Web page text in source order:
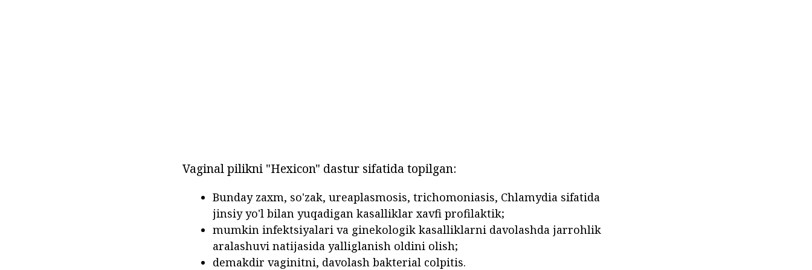
Vaginal pilikni "Hexicon" dastur sifatida topilgan:
Bunday zaxm, so'zak, ureaplasmosis, trichomoniasis, Chlamydia sifatida
jinsiy yo'l bilan yuqadigan kasalliklar xavfi profilaktik;
mumkin infektsiyalari va ginekologik kasalliklarni davolashda jarrohlik
aralashuvi natijasida yalliglanish oldini olish;
demakdir vaginitni, davolash bakterial colpitis.